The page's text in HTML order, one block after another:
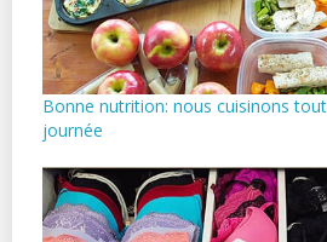
Bonne nutrition: nous cuisinons
journée